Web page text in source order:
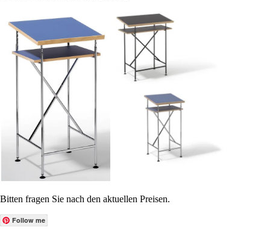
Bitten fragen Sie nach den aktuellen Preisen.
Follow me